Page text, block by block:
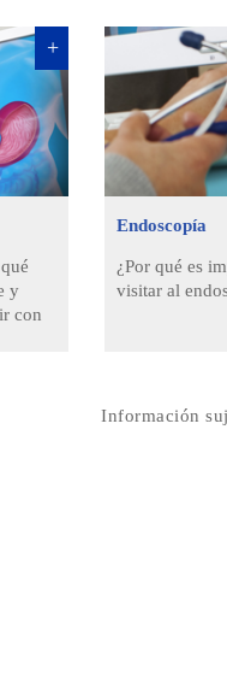
y
con
Endoscopía
¿Por qué es
visitar al
Información